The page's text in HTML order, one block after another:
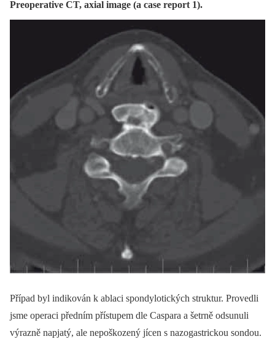
Preoperative CT, axial image (a case report 1).
Případ byl indikován k ablaci spondylotických struktur. Provedli
jsme operaci předním přístupem dle Caspara a šetrně odsunuli
výrazně napjatý, ale nepoškozený jícen s nazogastrickou sondou.